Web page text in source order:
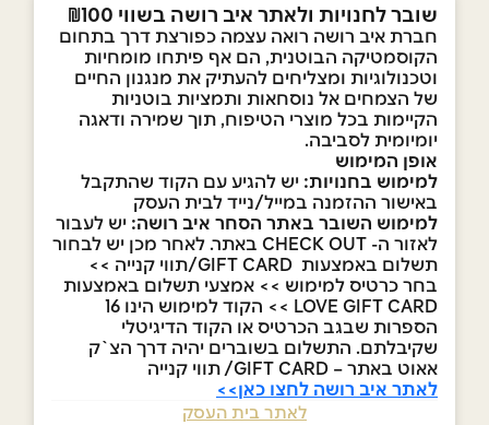
שובר לחנויות ולאתר איב רושה בשווי ₪100
חברת איב רושה רואה עצמה כפורצת דרך בתחום
הקוסמטיקה הבוטנית, הם אף פיתחו מומחיות
וטכנולוגיות ומצליחים להעתיק את מנגנון החיים
של הצמחים אל נוסחאות ותמציות בוטניות
הקיימות בכל מוצרי הטיפוח, תוך שמירה ודאגה
יומיומית לסביבה.
אופן המימוש
למימוש בחנויות: יש להגיע עם הקוד שהתקבל
באישור ההזמנה במייל/נייד לבית העסק
למימוש השובר באתר הסחר איב רושה: יש לעבור
לאזור ה- CHECK OUT באתר. לאחר מכן יש לבחור
תשלום באמצעות GIFT CARD/תווי קנייה >>
בחר כרטיס למימוש >> אמצעי תשלום באמצעות
LOVE GIFT CARD >> הקוד למימוש הינו 16
הספרות שבגב הכרטיס או הקוד הדיגיטלי
שקיבלתם. התשלום בשוברים יהיה דרך הצ`ק
אאוט באתר – GIFT CARD/ תווי קנייה
לאתר איב רושה לחצו כאן>>
לאתר בית העסק